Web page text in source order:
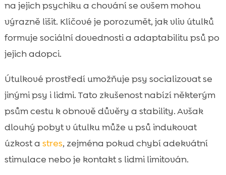
na jejich psychiku a chování se ovšem mohou
výrazně lišit. Klíčové je porozumět, jak vliv útulků
formuje sociální dovednosti a adaptabilitu psů po
jejich adopci.
Útulkové prostředí umožňuje psy socializovat se
jinými psy i lidmi. Tato zkušenost nabízí některým
psům cestu k obnově důvěry a stability. Avšak
dlouhý pobyt v útulku může u psů indukovat
úzkost a stres, zejména pokud chybí adekvátní
stimulace nebo je kontakt s lidmi limitován.